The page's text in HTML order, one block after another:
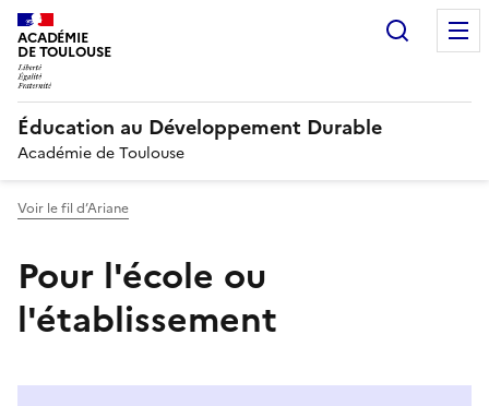
ACADÉMIE
DE TOULOUSE
Éducation au Développement Durable
Académie de Toulouse
Voir le fil d’Ariane
Pour l'école ou
l'établissement